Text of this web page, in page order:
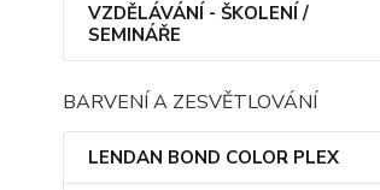
VZDĚLÁVÁNÍ - ŠKOLENÍ /
SEMINÁŘE
BARVENÍ A ZESVĚTLOVÁNÍ
LENDAN BOND COLOR PLEX